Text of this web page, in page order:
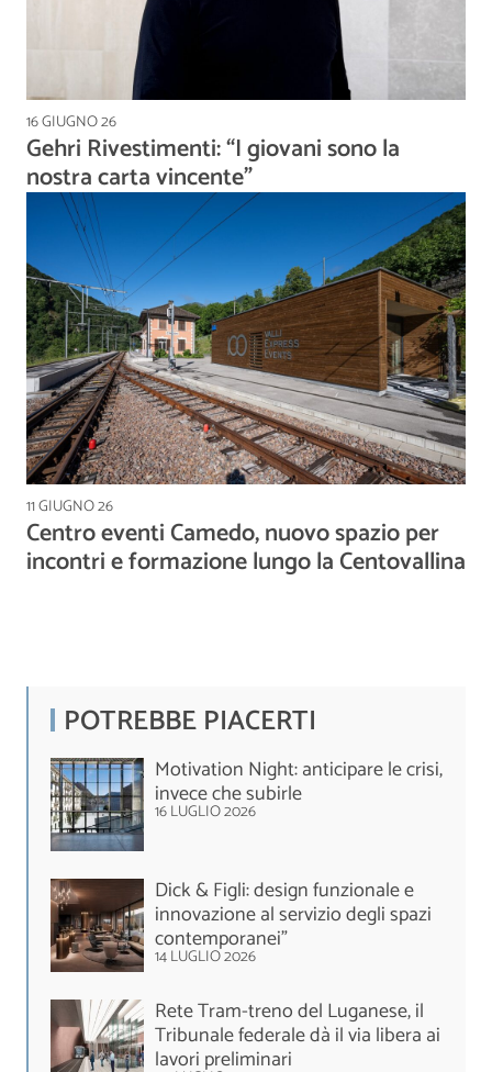
16 GIUGNO 26
Gehri Rivestimenti: “I giovani sono la
nostra carta vincente”
11 GIUGNO 26
Centro eventi Camedo, nuovo spazio per
incontri e formazione lungo la Centovallina
POTREBBE PIACERTI
Motivation Night: anticipare le crisi,
invece che subirle
16 LUGLIO 2026
Dick & Figli: design funzionale e
innovazione al servizio degli spazi
contemporanei”
14 LUGLIO 2026
Rete Tram-treno del Luganese, il
Tribunale federale dà il via libera ai
lavori preliminari